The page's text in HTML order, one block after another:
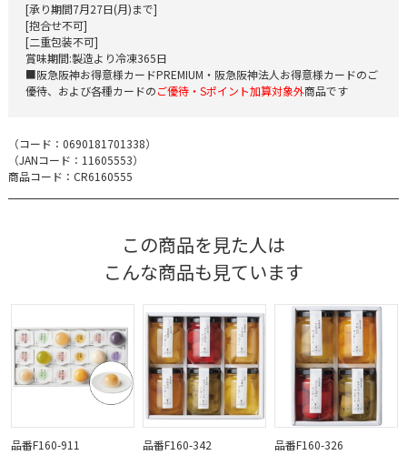
[承り期間7月27日(月)まで]
[抱合せ不可]
[二重包装不可]
賞味期間:製造より冷凍365日
■阪急阪神お得意様カードPREMIUM・阪急阪神法人お得意様カードのご
優待、および各種カードのご優待・Sポイント加算対象外商品です
（コード： 0690181701338）
（JANコード： 11605553）
商品コード：CR6160555
この商品を見た人は
こんな商品も見ています
品番F160-911
品番F160-342
品番F160-326